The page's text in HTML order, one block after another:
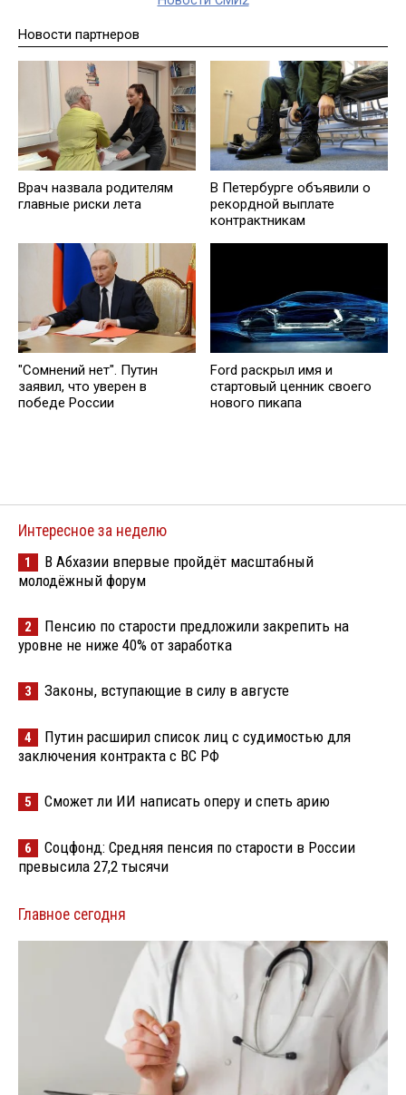
Новости партнеров
Врач назвала родителям
главные риски лета
В Петербурге объявили о
рекордной выплате
контрактникам
"Сомнений нет". Путин
заявил, что уверен в
победе России
Ford раскрыл имя и
стартовый ценник своего
нового пикапа
Интересное за неделю
1
В Абхазии впервые пройдёт масштабный
молодёжный форум
2
Пенсию по старости предложили закрепить на
уровне не ниже 40% от заработка
3 Законы, вступающие в силу в августе
4
Путин расширил список лиц с судимостью для
заключения контракта с ВС РФ
5 Сможет ли ИИ написать оперу и спеть арию
6
Соцфонд: Средняя пенсия по старости в России
превысила 27,2 тысячи
Главное сегодня